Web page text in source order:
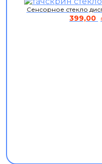
Сенсорное стекло
399,00